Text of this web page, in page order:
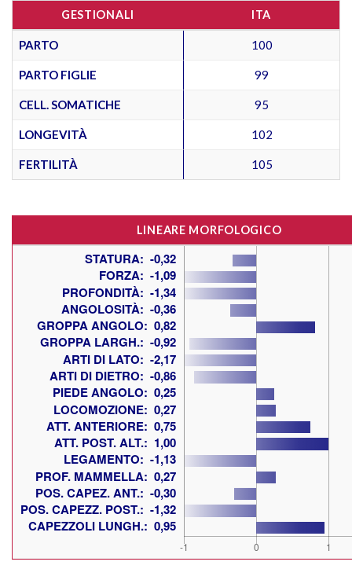
GESTIONALI ITA
PARTO 100
PARTO FIGLIE 99
CELL. SOMATICHE 95
LONGEVITÀ 102
FERTILITÀ 105
LINEARE MORFOLOGICO